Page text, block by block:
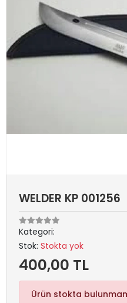
WELDER KP 001256
Kategori:
Stok: Stokta yok
400,00 TL
Ürün stokta